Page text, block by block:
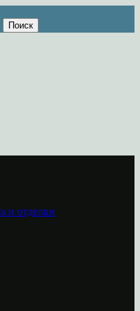
и отделки